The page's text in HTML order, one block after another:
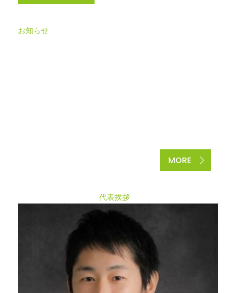
NE W
お知らせ
MORE
MESSAGE
代表挨拶